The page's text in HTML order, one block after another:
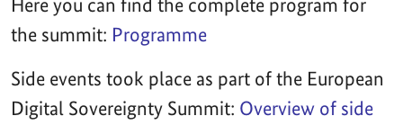
Here you can find the complete program for
the summit: Programme
Side events took place as part of the European
Digital Sovereignty Summit: Overview of side